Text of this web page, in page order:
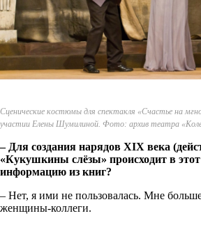
Сценические костюмы для спектакля «Счастье на
участии Елены Шумилиной. Фото: архив театра
– Для создания нарядов XIX века
«Кукушкины слёзы» происходит в
информацию из книг?
– Нет, я ими не пользовалась. Мне
женщины-коллеги.